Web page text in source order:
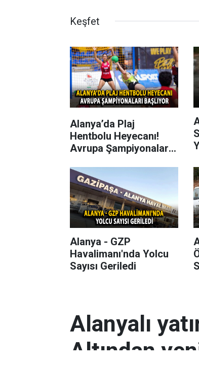
Keşfet
Alanya’da Plaj
Hentbolu Heyecanı!
Avrupa Şampiyonaları
Alanya - GZP
Havalimanı'nda Yolcu
Sayısı Geriledi
Alanyalı
Altından